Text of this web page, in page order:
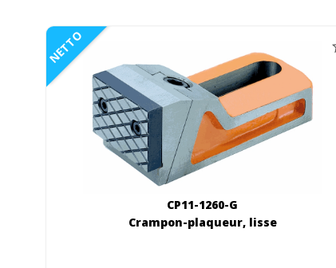
NETTO
CP11-1260-G
Crampon-plaqueur, lisse